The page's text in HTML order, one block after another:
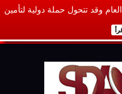
وقد تتحول حملة دولية لتأمين